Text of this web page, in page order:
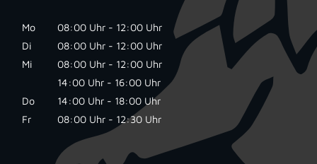
Mo
08:00 Uhr - 12:00 Uhr
Di
08:00 Uhr - 12:00 Uhr
Mi
08:00 Uhr - 12:00 Uhr
14:00 Uhr - 16:00 Uhr
Do
14:00 Uhr - 18:00 Uhr
Fr
08:00 Uhr - 12:30 Uhr